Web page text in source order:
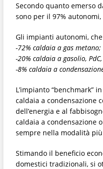
Secondo quanto emerso
sono per il 97%
Gli impianti autonomi,
-72% caldaia a gas metano;
-20% caldaia a gasolio,
-8% caldaia a
L’impianto “benchmark”
caldaia a condensazione
dell’energia e al
caldaia a condensazione
sempre nella modalità
Stimando il beneficio
domestici tradizionali, si